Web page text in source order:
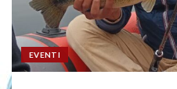
EVENTI